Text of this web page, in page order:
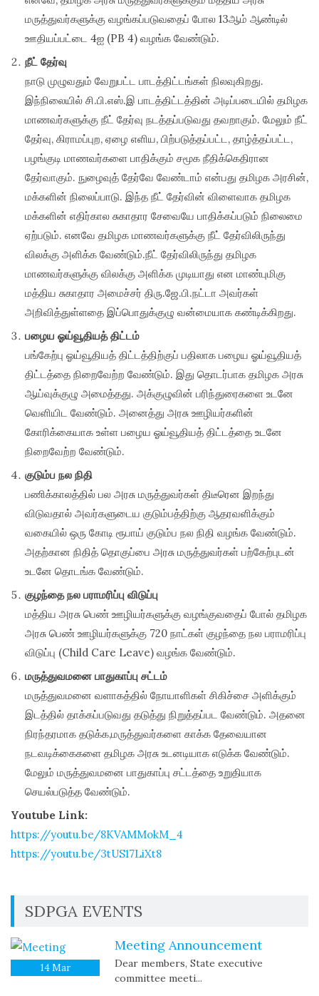
மருத்துவர்களுக்கு வழங்கப்படுவதைப் போல 13ஆம் ஆண்டில்
ஊதியப்பட்டை 4ஐ (PB 4) வழங்க வேண்டும்.
நீட் தேர்வு
நாடு முழுவதும் வேறுபட்ட பாடத்திட்டங்கள் நிலவுகிறது.
இந்நிலையில் சி.பி.எஸ்.இ பாடத்திட்டத்தின் அடிப்படையில் தமிழக
மாணவர்களுக்கு நீட் தேர்வு நடத்தப்படுவது தவறாகும். மேலும் நீட்
தேர்வு, கிராமப்புற, ஏழை எளிய, பிற்படுத்தப்பட்ட, தாழ்த்தப்பட்ட,
பழங்குடி மாணவர்களை பாதிக்கும் சமூக நீதிக்கெதிரான
தேர்வாகும். நுழைவுத் தேர்வே வேண்டாம் என்பது தமிழக அரசின்,
மக்களின் நிலைப்பாடு. இந்த நீட் தேர்வின் விளைவாக தமிழக
மக்களின் எதிர்கால சுகாதார சேவையே பாதிக்கப்படும் நிலைமை
ஏற்படும். எனவே தமிழக மாணவர்களுக்கு நீட் தேர்விலிருந்து
விலக்கு அளிக்க வேண்டும்.நீட் தேர்விலிருந்து தமிழக
மாணவர்களுக்கு விலக்கு அளிக்க முடியாது என மாண்புமிகு
மத்திய சுகாதார அமைச்சர் திரு.ஜே.பி.நட்டா அவர்கள்
அறிவித்துள்ளதை இப்பொதுக்குழு வன்மையாக கண்டிக்கிறது.
பழைய ஓய்வூதியத் திட்டம்
பங்கேற்பு ஓய்வூதியத் திட்டத்திற்குப் பதிலாக பழைய ஓய்வூதியத்
திட்டத்தை நிறைவேற்ற வேண்டும். இது தொடர்பாக தமிழக அரசு
ஆய்வுக்குழு அமைத்தது. அக்குழுவின் பரிந்துரைகளை உடனே
வெளியிட வேண்டும். அனைத்து அரசு ஊழியர்களின்
கோரிக்கையாக உள்ள பழைய ஓய்வூதியத் திட்டத்தை உடனே
நிறைவேற்ற வேண்டும்.
குடும்ப நல நிதி
பணிக்காலத்தில் பல அரசு மருத்துவர்கள் திடீரென இறந்து
விடுவதால் அவர்களுடைய குடும்பத்திற்கு ஆதரவளிக்கும்
வகையில் ஒரு கோடி ரூபாய் குடும்ப நல நிதி வழங்க வேண்டும்.
அதற்கான நிதித் தொகுப்பை அரசு மருத்துவர்கள் பற்கேற்புடன்
உடனே தொடங்க வேண்டும்.
குழந்தை நல பராமரிப்பு விடுப்பு
மத்திய அரசு பெண் ஊழியர்களுக்கு வழங்குவதைப் போல் தமிழக
அரசு பெண் ஊழியர்களுக்கு 720 நாட்கள் குழந்தை நல பராமரிப்பு
விடுப்பு (Child Care Leave) வழங்க வேண்டும்.
மருத்துவமனை பாதுகாப்பு சட்டம்
மருத்துவமனை வளாகத்தில் நோயாளிகள் சிகிச்சை அளிக்கும்
இடத்தில் தாக்கப்படுவது தடுத்து நிறுத்தப்பட வேண்டும். அதனை
நிரந்தரமாக தடுக்க,மருத்துவர்களை காக்க தேவையான
நடவடிக்கைகளை தமிழக அரசு உடனடியாக எடுக்க வேண்டும்.
மேலும் மருத்துவமனை பாதுகாப்பு சட்டத்தை உறுதியாக
செயல்படுத்த வேண்டும்.
Youtube Link:
https://youtu.be/8KVAMMokM_4
https://youtu.be/3tUS17LiXt8
SDPGA EVENTS
14Mar
Meeting Announcement
Dear members, State executive
committee meeti...